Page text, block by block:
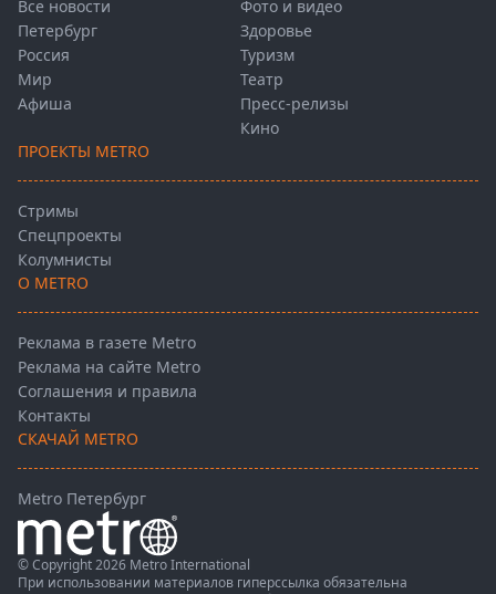
Все новости
Петербург
Россия
Мир
Афиша
Фото и видео
Здоровье
Туризм
Театр
Пресс-релизы
Кино
ПРОЕКТЫ METRO
Стримы
Спецпроекты
Колумнисты
О METRO
Реклама в газете Metro
Реклама на сайте Metro
Соглашения и правила
Контакты
СКАЧАЙ METRO
Metro Петербург
© Copyright 2026 Metro International
При использовании материалов гиперссылка обязательна